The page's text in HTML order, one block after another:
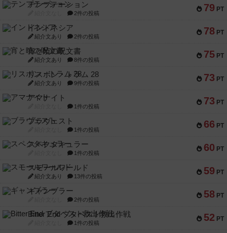
79 PT
テンプテーション
2件の投稿
78 PT
インドネシア
紹介文あり 2件の投稿
75 PT
宵と暁の呪文書
紹介文あり 8件の投稿
73 PT
リスボン・トラム 28
紹介文あり 9件の投稿
73 PT
アマナイト
1件の投稿
66 PT
ブラヴェスト
1件の投稿
60 PT
スペクタキュラー
1件の投稿
59 PT
スモールワールド
紹介文あり 13件の投稿
58 PT
ギャンブラー
2件の投稿
52 PT
Bitter End ブタペスト救出作戦
1件の投稿